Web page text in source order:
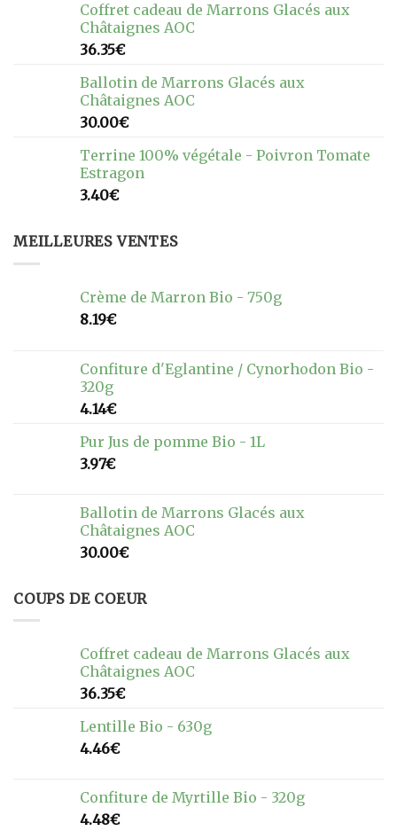
Coffret cadeau de Marrons Glacés aux
Châtaignes AOC
36.35€
Ballotin de Marrons Glacés aux
Châtaignes AOC
30.00€
Terrine 100% végétale - Poivron Tomate
Estragon
3.40€
MEILLEURES VENTES
Crème de Marron Bio - 750g
8.19€
Confiture d'Eglantine / Cynorhodon Bio -
320g
4.14€
Pur Jus de pomme Bio - 1L
3.97€
Ballotin de Marrons Glacés aux
Châtaignes AOC
30.00€
COUPS DE COEUR
Coffret cadeau de Marrons Glacés aux
Châtaignes AOC
36.35€
Lentille Bio - 630g
4.46€
Confiture de Myrtille Bio - 320g
4.48€